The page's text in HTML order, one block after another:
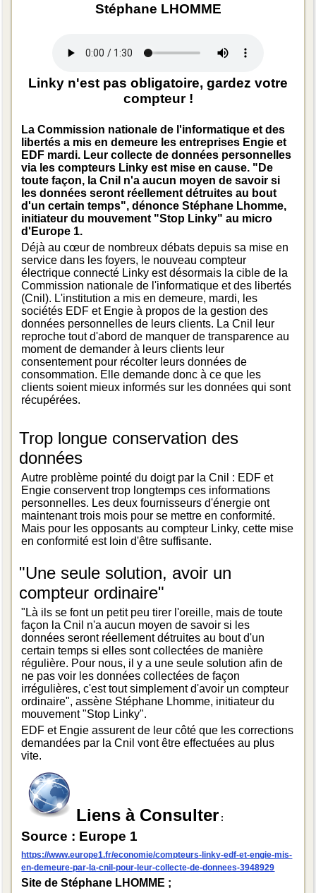
Stéphane LHOMME
Linky n'est pas obligatoire, gardez votre
compteur !
La Commission nationale de l'informatique et des
libertés a mis en demeure les entreprises Engie et
EDF mardi. Leur collecte de données personnelles
via les compteurs Linky est mise en cause. "De
toute façon, la Cnil n'a aucun moyen de savoir si
les données seront réellement détruites au bout
d'un certain temps", dénonce Stéphane Lhomme,
initiateur du mouvement "Stop Linky" au micro
d'Europe 1.
Déjà au cœur de nombreux débats depuis sa mise en
service dans les foyers, le nouveau compteur
électrique connecté Linky est désormais la cible de la
Commission nationale de l'informatique et des libertés
(Cnil). L'institution a mis en demeure, mardi, les
sociétés EDF et Engie à propos de la gestion des
données personnelles de leurs clients. La Cnil leur
reproche tout d'abord de manquer de transparence au
moment de demander à leurs clients leur
consentement pour récolter leurs données de
consommation. Elle demande donc à ce que les
clients soient mieux informés sur les données qui sont
récupérées.
Trop longue conservation des
données
Autre problème pointé du doigt par la Cnil : EDF et
Engie conservent trop longtemps ces informations
personnelles. Les deux fournisseurs d'énergie ont
maintenant trois mois pour se mettre en conformité.
Mais pour les opposants au compteur Linky, cette mise
en conformité est loin d'être suffisante.
"Une seule solution, avoir un
compteur ordinaire"
"Là ils se font un petit peu tirer l'oreille, mais de toute
façon la Cnil n'a aucun moyen de savoir si les
données seront réellement détruites au bout d'un
certain temps si elles sont collectées de manière
régulière. Pour nous, il y a une seule solution afin de
ne pas voir les données collectées de façon
irrégulières, c'est tout simplement d'avoir un compteur
ordinaire", assène Stéphane Lhomme, initiateur du
mouvement "Stop Linky".
EDF et Engie assurent de leur côté que les corrections
demandées par la Cnil vont être effectuées au plus
vite.
Liens à Consulter :
Source : Europe 1
https://www.europe1.fr/economie/compteurs-linky-edf-et-engie-mis-
en-demeure-par-la-cnil-pour-leur-collecte-de-donnees-3948929
Site de Stéphane LHOMME ;